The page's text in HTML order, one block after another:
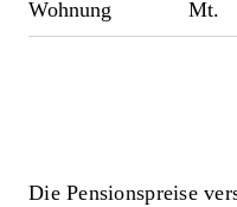
Wohnung
Mt.
Die Pensionspreise